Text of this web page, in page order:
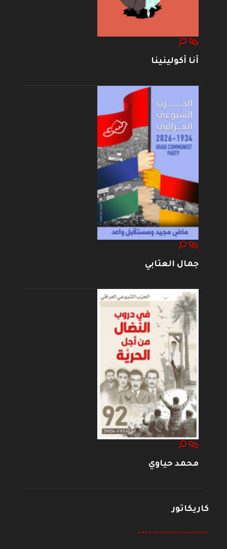
أنا أكولينينا
جمال العتابي
محمد حياوي
كاريكاتور
--------------------